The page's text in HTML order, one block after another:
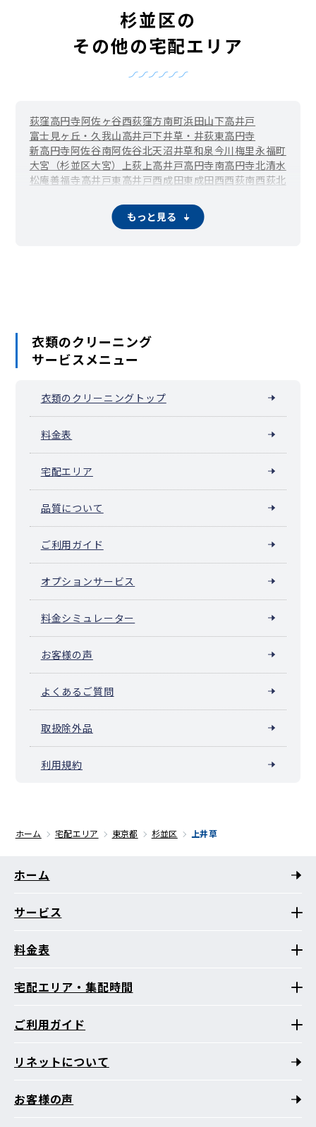
杉並区の
その他の宅配エリア
荻窪高円寺阿佐ヶ谷西荻窪方南町浜田山下高井戸
富士見ヶ丘・久我山高井戸下井草・井荻東高円寺
新高円寺阿佐谷南阿佐谷北天沼井草和泉 今川 梅里永福町
大宮（杉並区大宮）
上荻 上高井戸高円寺南高円寺北清水
松庵善福寺高井戸東高井戸西成田東成田西西荻南西荻北
もっと見る
衣類のクリーニング
サービスメニュー
衣類のクリーニングトップ
料金表
宅配エリア
品質について
ご利用ガイド
オプションサービス
料金シミュレーター
お客様の声
よくあるご質問
取扱除外品
利用規約
ホーム 宅配エリア 東京都 杉並区 上井草
ホーム
サービス
料金表
宅配エリア・集配時間
ご利用ガイド
リネットについて
お客様の声